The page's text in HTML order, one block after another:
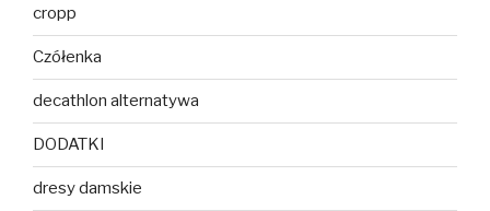
cropp
Czółenka
decathlon alternatywa
DODATKI
dresy damskie